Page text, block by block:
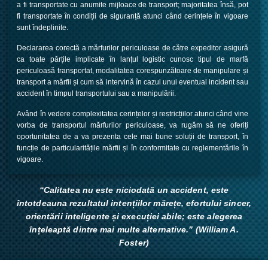
a fi transportate cu anumite mijloace de transport; majoritatea însă, pot
fi transportate în condiții de siguranță atunci când cerințele în vigoare
sunt îndeplinite.
Declararea corectă a mărfurilor periculoase de către expeditor asigură
ca toate părțile implicate în lanțul logistic cunosc tipul de marfă
periculoasă transportat, modalitatea corespunzătoare de manipulare și
transport a mărfii și cum să intervină în cazul unui eventual incident sau
accident în timpul transportului sau a manipulării.
Având în vedere complexitatea cerințelor și restricțiilor atunci când vine
vorba de transportul mărfurilor periculoase, va rugăm să ne oferiți
oportunitatea de a va prezenta cele mai bune soluții de transport, în
funcție de particularitățile mărfii și în conformitate cu reglementările în
vigoare.
“Calitatea nu este niciodată un accident, este
întotdeauna rezultatul intențiilor mărețe, efortului sincer,
orientării inteligente și execuției abile; este alegerea
înțeleaptă dintre mai multe alternative.” (William A.
Foster)